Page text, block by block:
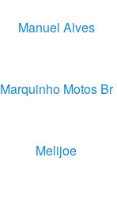
Manuel Alves
Marquinho Motos Br
Melijoe